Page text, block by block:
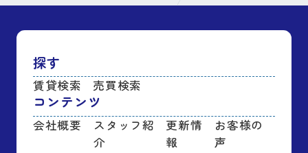
探す
賃貸検索 売買検索
コンテンツ
会社概要
スタッフ紹
介
更新情
報
お客様の
声